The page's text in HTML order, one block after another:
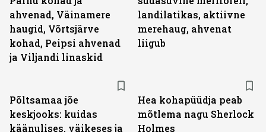
ahvenad, Väinamere
haugid, Võrtsjärve
kohad, Peipsi ahvenad
ja Viljandi linaskid
landilatikas, aktiivne
merehaug, ahvenat
liigub
Põltsamaa jõe
keskjooks: kuidas
käänulises, väikeses ja
Hea kohapüüdja peab
mõtlema nagu Sherlock
Holmes